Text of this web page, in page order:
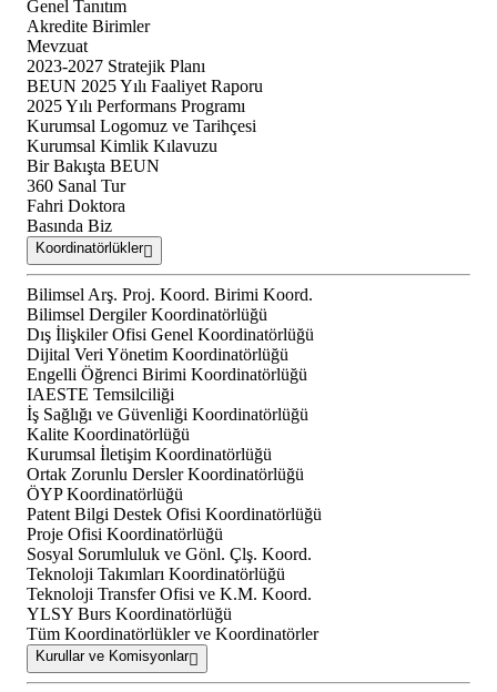
Genel Tanıtım
Akredite Birimler
Mevzuat
2023-2027 Stratejik Planı
BEUN 2025 Yılı Faaliyet Raporu
2025 Yılı Performans Programı
Kurumsal Logomuz ve Tarihçesi
Kurumsal Kimlik Kılavuzu
Bir Bakışta BEUN
360 Sanal Tur
Fahri Doktora
Basında Biz
Koordinatörlükler
Bilimsel Arş. Proj. Koord. Birimi Koord.
Bilimsel Dergiler Koordinatörlüğü
Dış İlişkiler Ofisi Genel Koordinatörlüğü
Dijital Veri Yönetim Koordinatörlüğü
Engelli Öğrenci Birimi Koordinatörlüğü
IAESTE Temsilciliği
İş Sağlığı ve Güvenliği Koordinatörlüğü
Kalite Koordinatörlüğü
Kurumsal İletişim Koordinatörlüğü
Ortak Zorunlu Dersler Koordinatörlüğü
ÖYP Koordinatörlüğü
Patent Bilgi Destek Ofisi Koordinatörlüğü
Proje Ofisi Koordinatörlüğü
Sosyal Sorumluluk ve Gönl. Çlş. Koord.
Teknoloji Takımları Koordinatörlüğü
Teknoloji Transfer Ofisi ve K.M. Koord.
YLSY Burs Koordinatörlüğü
Tüm Koordinatörlükler ve Koordinatörler
Kurullar ve Komisyonlar